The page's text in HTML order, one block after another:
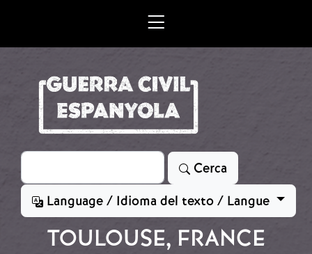
Cerca
Cerca
Language / Idioma del texto / Langue
TOULOUSE, FRANCE